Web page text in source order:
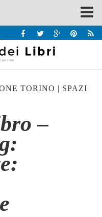
TORINO | SPAZI
–